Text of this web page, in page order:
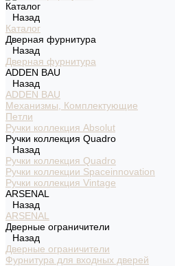
Каталог
Назад
Каталог
Дверная фурнитура
Назад
Дверная фурнитура
ADDEN BAU
Назад
ADDEN BAU
Механизмы, Комплектующие
Петли
Ручки коллекция Absolut
Ручки коллекция Quadro
Назад
Ручки коллекция Quadro
Ручки коллекции Spaceinnovation
Ручки коллекция Vintage
ARSENAL
Назад
ARSENAL
Дверные ограничители
Назад
Дверные ограничители
Фурнитура для входных дверей